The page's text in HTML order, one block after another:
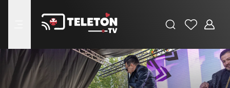
BuscarFavoritos